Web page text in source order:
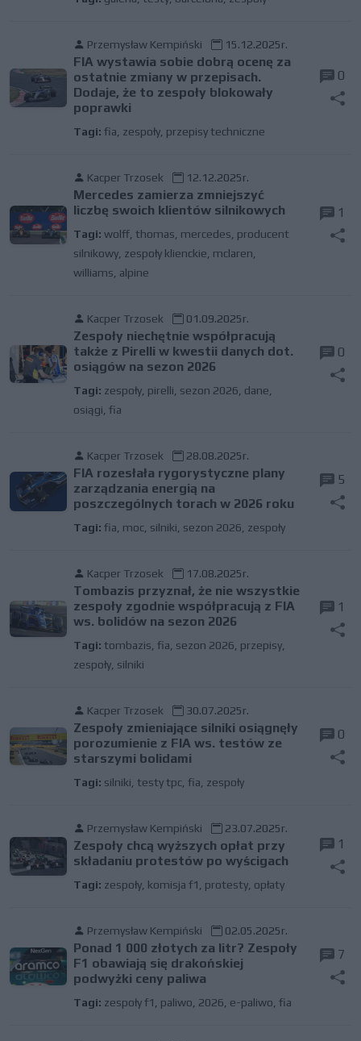
Przemysław Kempiński 15.12.2025r.
FIA wystawia sobie dobrą ocenę za
ostatnie zmiany w przepisach.
Dodaje, że to zespoły blokowały
poprawki
Tagi: fia zespoły, przepisy techniczne
0
Kacper Trzosek 12.12.2025r.
Mercedes zamierza zmniejszyć
liczbę swoich klientów silnikowych
Tagi: wolff, thomas mercedes producent
silnikowy, zespoły klienckie mclaren
williams alpine
1
Kacper Trzosek 01.09.2025r.
Zespoły niechętnie współpracują
także z Pirelli w kwestii danych dot.
osiągów na sezon 2026
Tagi: zespoły, pirelli sezon 2026 dane
osiągi fia
0
Kacper Trzosek 28.08.2025r.
FIA rozesłała rygorystyczne plany
zarządzania energią na
poszczególnych torach w 2026 roku
Tagi: fia moc, silniki sezon 2026 zespoły
5
Kacper Trzosek 17.08.2025r.
Tombazis przyznał, że nie wszystkie
zespoły zgodnie współpracują z FIA
ws. bolidów na sezon 2026
Tagi: tombazis fia sezon 2026 przepisy,
zespoły, silniki
1
Kacper Trzosek 30.07.2025r.
Zespoły zmieniające silniki osiągnęły
porozumienie z FIA ws. testów ze
starszymi bolidami
Tagi: silniki testy tpc, fia zespoły
0
Przemysław Kempiński 23.07.2025r.
Zespoły chcą wyższych opłat przy
składaniu protestów po wyścigach
Tagi: zespoły, komisja f1 protesty, opłaty
1
Przemysław Kempiński 02.05.2025r.
Ponad 1 000 złotych za litr? Zespoły
F1 obawiają się drakońskiej
podwyżki ceny paliwa
Tagi: zespoły f1 paliwo 2026 e-paliwo fia
7